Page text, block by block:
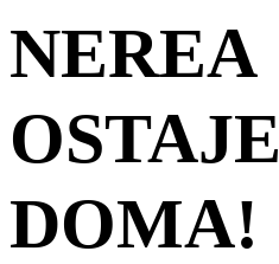
NEREA
OSTAJE
DOMA!